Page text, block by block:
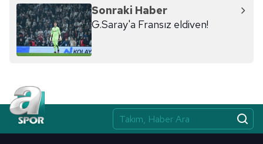
Sonraki Haber
G.Saray'a Fransız eldiven!